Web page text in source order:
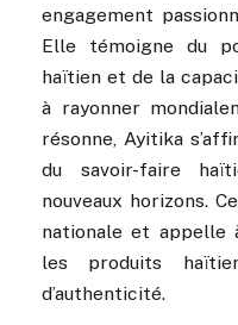
engagement
Elle témoigne du
haïtien et de la
à rayonner
résonne, Ayitika
du savoir-faire
nouveaux horizons.
nationale et appelle
les produits
d’authenticité.